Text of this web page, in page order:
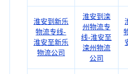
淮安到新乐
物流专线-
淮安至新乐
物流公司
淮安到滦
州物流专
线-淮安至
滦州物流
公司